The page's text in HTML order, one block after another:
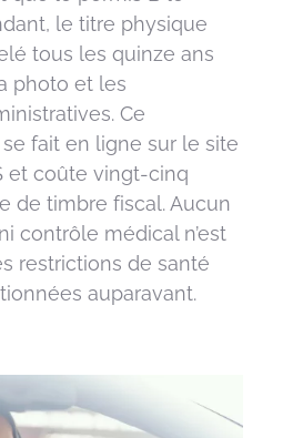
le titre physique
tous les quinze ans
photo et les
Ce
fait en ligne sur le site
et coûte vingt-cinq
de timbre fiscal. Aucun
contrôle médical n’est
restrictions de santé
auparavant.